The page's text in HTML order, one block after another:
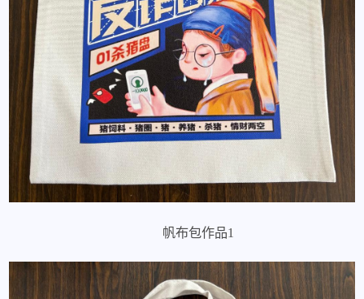
帆布包作品1